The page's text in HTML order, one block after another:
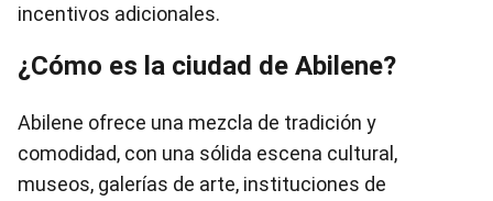
incentivos adicionales.
¿Cómo es la ciudad de Abilene?
Abilene ofrece una mezcla de tradición y
comodidad, con una sólida escena cultural,
museos, galerías de arte, instituciones de